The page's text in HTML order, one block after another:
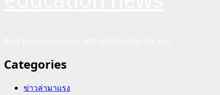
Categories
ข่าวล่ามาแรง